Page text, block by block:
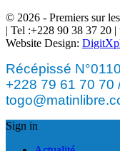
© 2026 - Premiers sur
| Tel :+228 90 38 37 20
Website Design:
Récépissé
+228 79 61 70 70
Sign in